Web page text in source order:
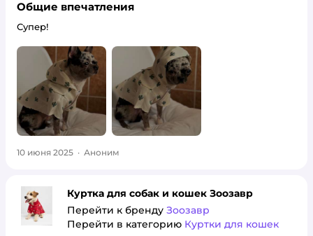
Общие впечатления
Супер!
10 июня 2025 · Аноним
Куртка для собак и кошек Зоозавр
Перейти к бренду Зоозавр
Перейти в категорию Куртки для кошек